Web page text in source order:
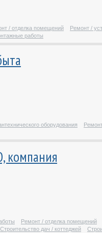
/ отделка помещений
Ремонт /
работы
оборудования
компания
Ремонт / отделка помещений
Строительство дач / коттеджей